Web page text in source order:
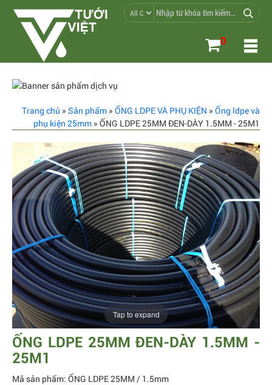
0
Trang chủ » Sản phẩm » ỐNG LDPE VÀ PHỤ KIỆN » Ống ldpe và
phụ kiện 25mm » ỐNG LDPE 25MM ĐEN-DÀY 1.5MM - 25M1
Tap to expand
ỐNG LDPE 25MM ĐEN-DÀY 1.5MM -
25M1
Mã sản phẩm: ỐNG LDPE 25MM / 1.5mm